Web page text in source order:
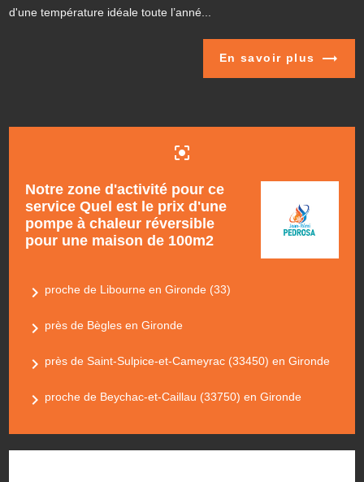
d'une température idéale toute l’anné...
En savoir plus
center_focus_strong
Notre zone d'activité pour ce
service Quel est le prix d'une
pompe à chaleur réversible
pour une maison de 100m2
navigate_next proche de Libourne en Gironde (33)
navigate_next près de Bègles en Gironde
navigate_next près de Saint-Sulpice-et-Cameyrac (33450) en Gironde
navigate_next proche de Beychac-et-Caillau (33750) en Gironde